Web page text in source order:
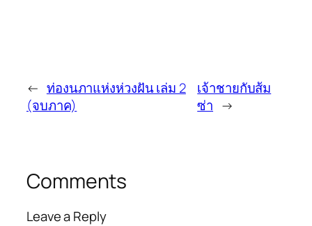
← ท่องนภาแห่งห่วงฝัน เล่ม 2
(จบภาค)
เจ้าชายกับส้ม
ซ่า →
Comments
Leave a Reply